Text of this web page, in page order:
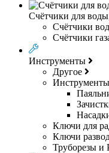
Счётчики для
Счётчики
Счётчики
Инструменты
Другое
Ключи для
Ключи
Труборезы и